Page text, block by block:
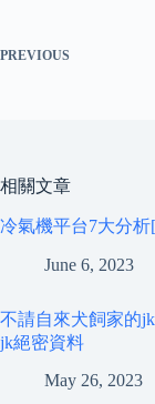
PREVIOUS
相關文章
冷氣機平台7大分析
June 6, 2023
不請自來犬飼家的
jk絕密資料
May 26, 2023